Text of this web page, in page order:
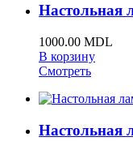
Настольная
1000.00 MDL
В корзину
Смотреть
Настольная